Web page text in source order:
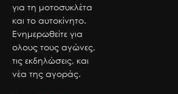
για τη μοτοσυκλέτα
και το αυτοκίνητο.
Ενημερωθείτε για
ολους τους αγώνες,
τις εκδηλώσεις, και
νέα της αγοράς.